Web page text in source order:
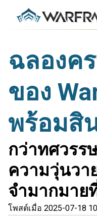
ฉลองค
ของ
พร้อมสิ
กว่าทศวรร
ความวุ่นวา
จำมากมาย
โพสต์เมื่อ 2025-07-18